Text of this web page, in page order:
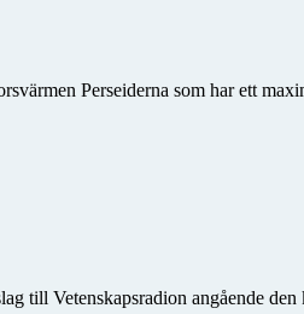
Perseiderna som har ett
till Vetenskapsradion angående